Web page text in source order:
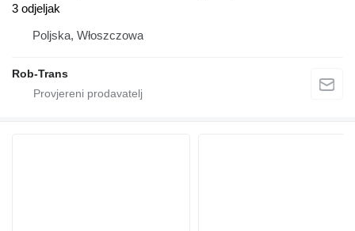
3 odjeljak
Poljska, Włoszczowa
Rob-Trans